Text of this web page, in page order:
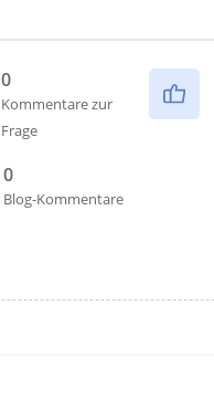
0
Kommentare zur
Frage
0
Blog-Kommentare